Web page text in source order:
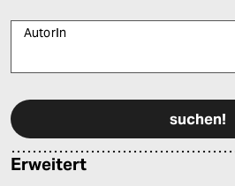
AutorIn
Erweitert